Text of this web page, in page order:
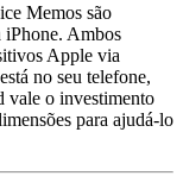
Memos são
iPhone. Ambos
Apple via
no seu telefone,
vale o investimento
para ajudá-lo